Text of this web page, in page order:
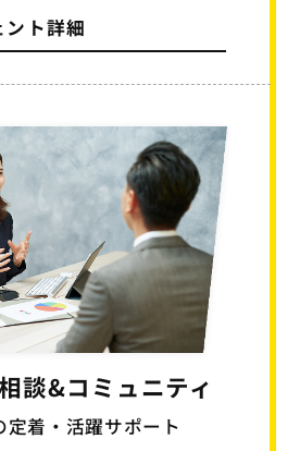
ト詳細
談&コミュニティ
定着・活躍サポート